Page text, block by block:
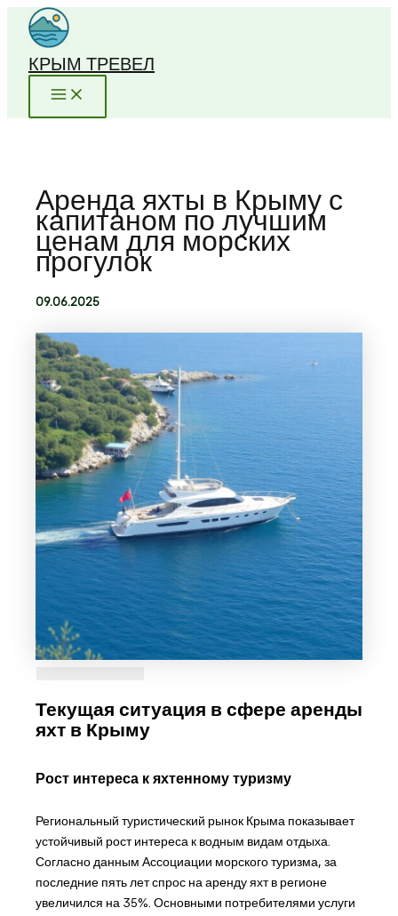
Перейти
содержимому
КРЫМ ТРЕВЕЛ
Аренда яхты в Крыму с
капитаном по лучшим
ценам для морских
прогулок
09.06.2025
Текущая ситуация в сфере аренды
яхт в Крыму
Рост интереса к яхтенному туризму
Региональный туристический рынок Крыма показывает
устойчивый рост интереса к водным видам отдыха.
Согласно данным Ассоциации морского туризма, за
последние пять лет спрос на аренду яхт в регионе
увеличился на 35%. Основными потребителями услуги